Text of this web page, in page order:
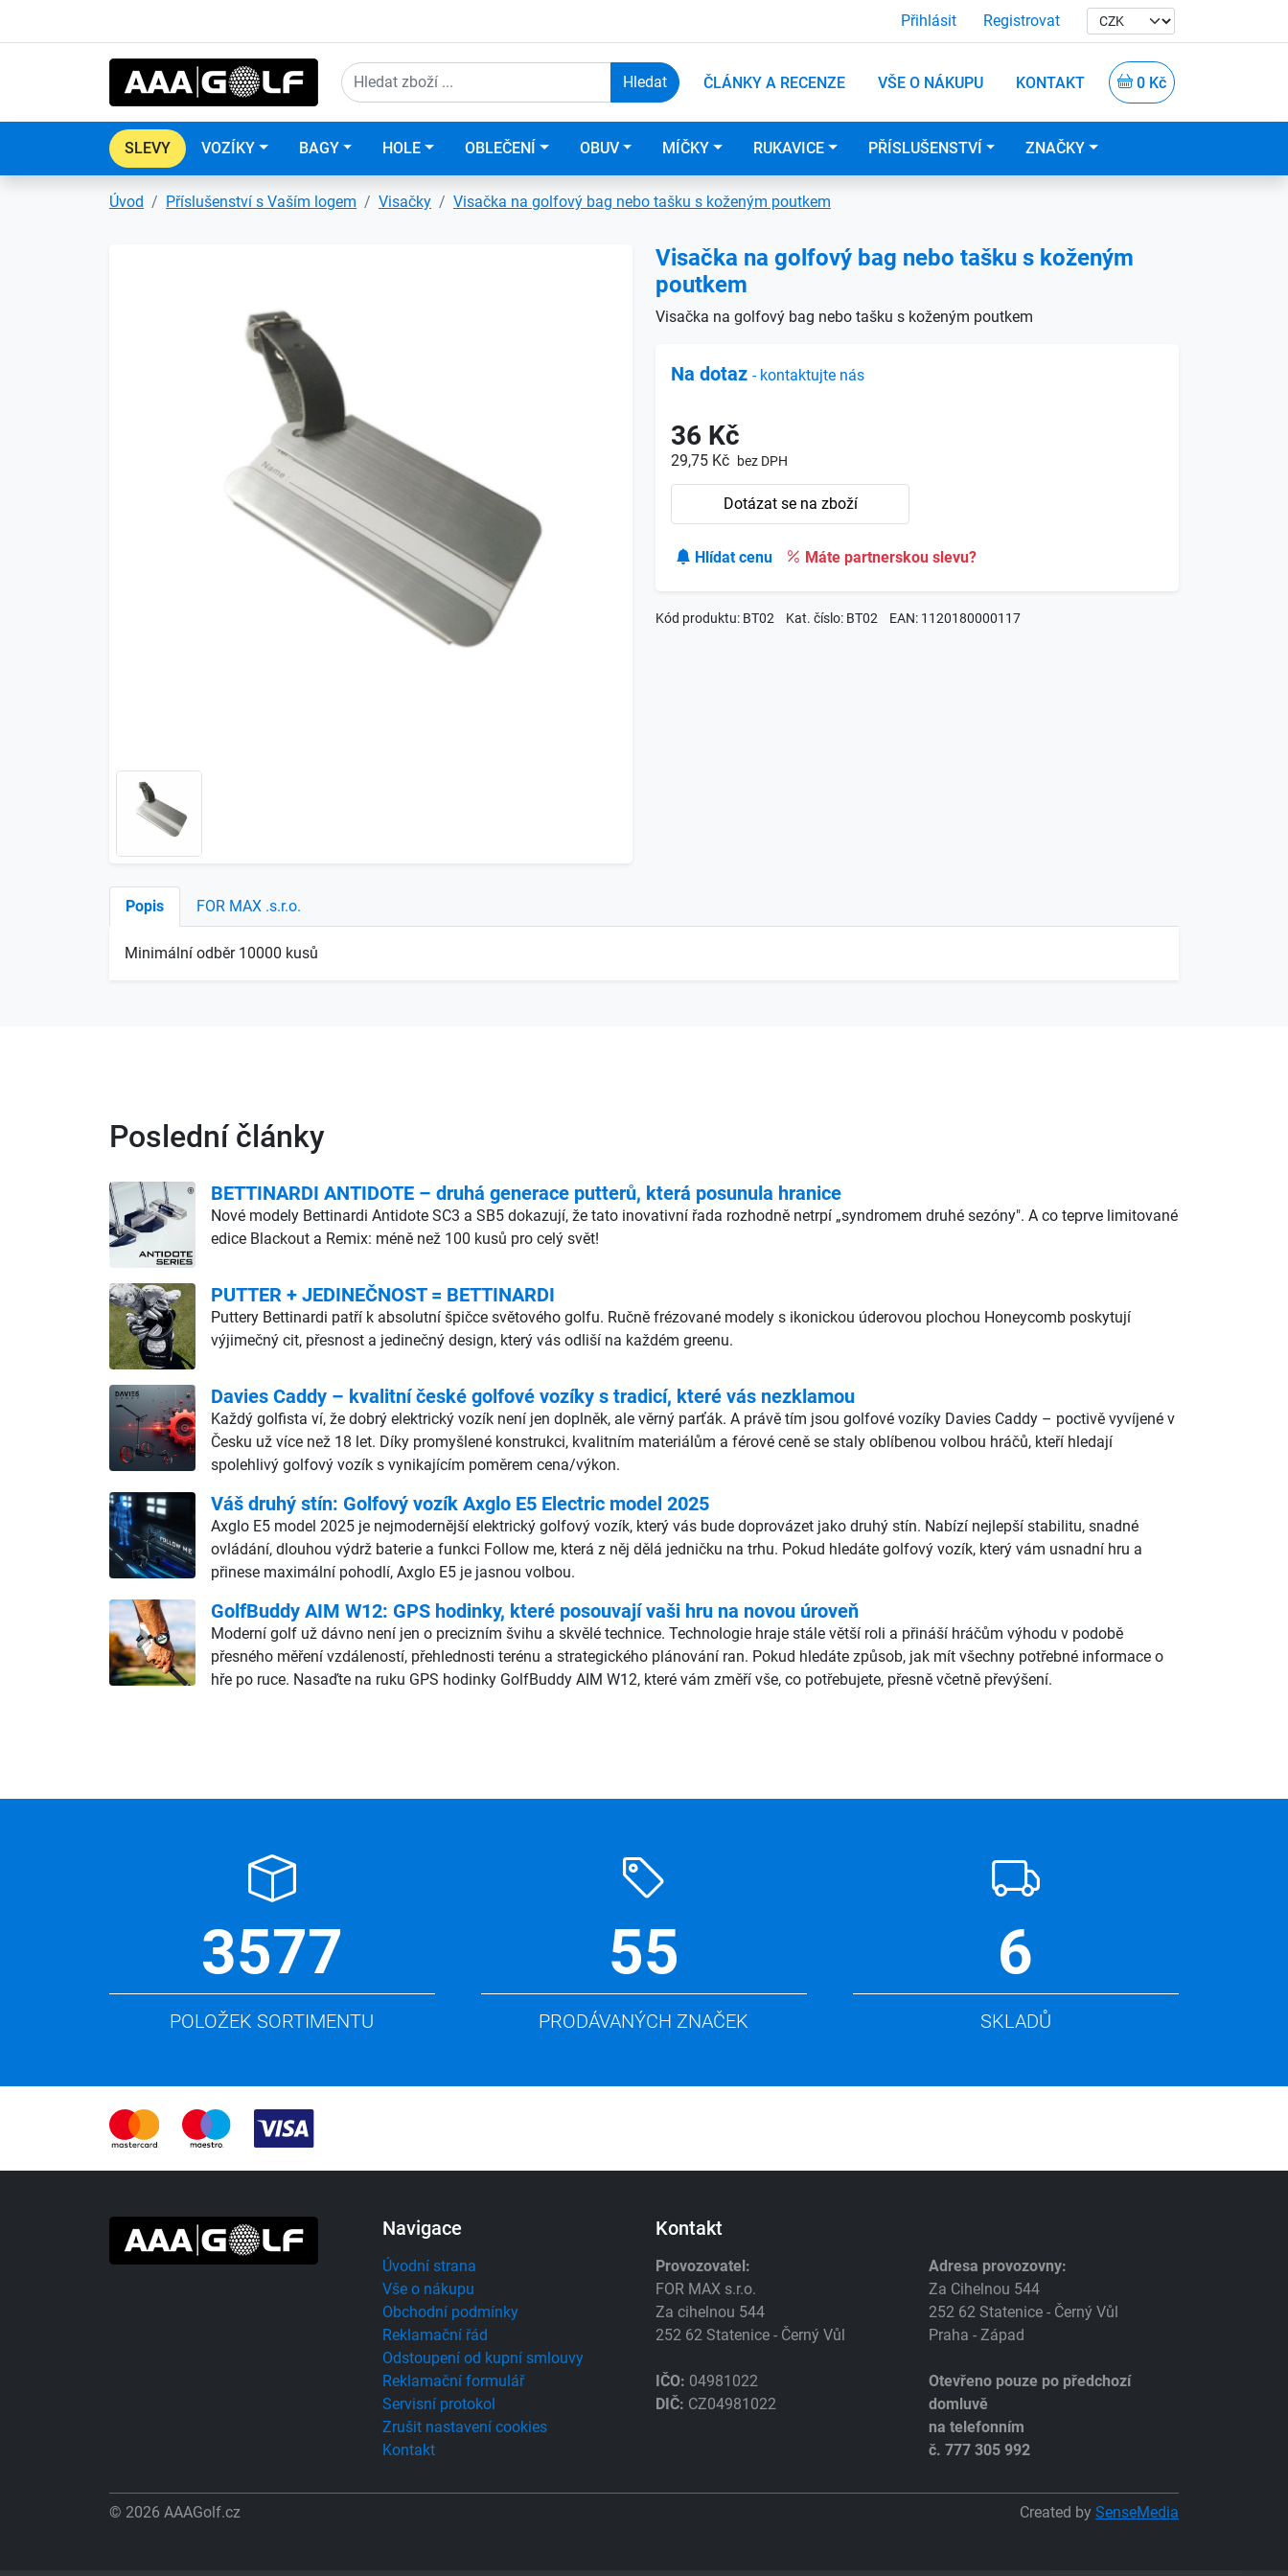
Přihlásit Registrovat
ČLÁNKY A RECENZE VŠE O NÁKUPU KONTAKT 0 Kč
SLEVY VOZÍKY BAGY HOLE OBLEČENÍ OBUV MÍČKY RUKAVICE PŘÍSLUŠENSTVÍ ZNAČKY
Úvod Příslušenství s Vaším logem Visačky Visačka na golfový bag nebo tašku s koženým poutkem
Visačka na golfový bag nebo tašku s koženým
poutkem
Visačka na golfový bag nebo tašku s koženým poutkem
Na dotaz - kontaktujte nás
36 Kč
29,75 Kč bez DPH
Dotázat se na zboží
Hlídat cenu Máte partnerskou slevu?
Kód produktu: BT02 Kat. číslo: BT02 EAN: 1120180000117
Popis FOR MAX .s.r.o.
Minimální odběr 10000 kusů
Poslední články
BETTINARDI ANTIDOTE – druhá generace putterů, která posunula hranice
Nové modely Bettinardi Antidote SC3 a SB5 dokazují, že tato inovativní řada rozhodně netrpí „syndromem druhé sezóny". A co teprve limitované
edice Blackout a Remix: méně než 100 kusů pro celý svět!
PUTTER + JEDINEČNOST = BETTINARDI
Puttery Bettinardi patří k absolutní špičce světového golfu. Ručně frézované modely s ikonickou úderovou plochou Honeycomb poskytují
výjimečný cit, přesnost a jedinečný design, který vás odliší na každém greenu.
Davies Caddy – kvalitní české golfové vozíky s tradicí, které vás nezklamou
Každý golfista ví, že dobrý elektrický vozík není jen doplněk, ale věrný parťák. A právě tím jsou golfové vozíky Davies Caddy – poctivě vyvíjené v
Česku už více než 18 let. Díky promyšlené konstrukci, kvalitním materiálům a férové ceně se staly oblíbenou volbou hráčů, kteří hledají
spolehlivý golfový vozík s vynikajícím poměrem cena/výkon.
Váš druhý stín: Golfový vozík Axglo E5 Electric model 2025
Axglo E5 model 2025 je nejmodernější elektrický golfový vozík, který vás bude doprovázet jako druhý stín. Nabízí nejlepší stabilitu, snadné
ovládání, dlouhou výdrž baterie a funkci Follow me, která z něj dělá jedničku na trhu. Pokud hledáte golfový vozík, který vám usnadní hru a
přinese maximální pohodlí, Axglo E5 je jasnou volbou.
GolfBuddy AIM W12: GPS hodinky, které posouvají vaši hru na novou úroveň
Moderní golf už dávno není jen o precizním švihu a skvělé technice. Technologie hraje stále větší roli a přináší hráčům výhodu v podobě
přesného měření vzdáleností, přehlednosti terénu a strategického plánování ran. Pokud hledáte způsob, jak mít všechny potřebné informace o
hře po ruce. Nasaďte na ruku GPS hodinky GolfBuddy AIM W12, které vám změří vše, co potřebujete, přesně včetně převýšení.
3577
POLOŽEK SORTIMENTU
55
PRODÁVANÝCH ZNAČEK
6
SKLADŮ
Navigace
Úvodní strana
Vše o nákupu
Obchodní podmínky
Reklamační řád
Odstoupení od kupní smlouvy
Reklamační formulář
Servisní protokol
Zrušit nastavení cookies
Kontakt
Kontakt
Provozovatel:
FOR MAX s.r.o.
Za cihelnou 544
252 62 Statenice - Černý Vůl
IČO: 04981022
DIČ: CZ04981022
Adresa provozovny:
Za Cihelnou 544
252 62 Statenice - Černý Vůl
Praha - Západ
Otevřeno pouze po předchozí
domluvě
na telefonním
č. 777 305 992
© 2026 AAAGolf.cz Created by SenseMedia